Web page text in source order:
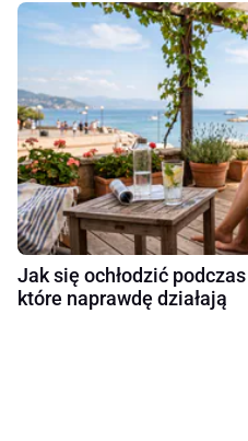
Jak się ochłodzić
które naprawdę działają